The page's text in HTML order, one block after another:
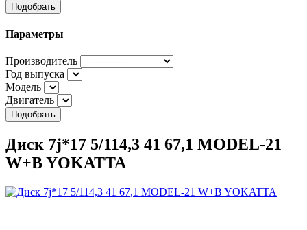
Подобрать
Параметры
Производитель
Год выпуска
Модель
Двигатель
Подобрать
Диск 7j*17 5/114,3 41 67,1 MODEL-21
W+B YOKATTA